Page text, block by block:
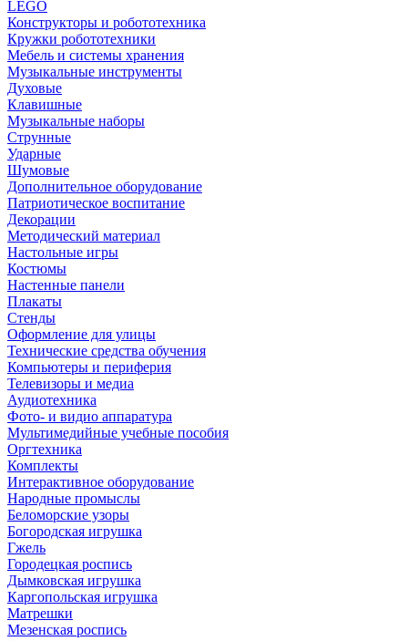
LEGO
Конструкторы и робототехника
Кружки робототехники
Мебель и системы хранения
Музыкальные инструменты
Духовые
Клавишные
Музыкальные наборы
Струнные
Ударные
Шумовые
Дополнительное оборудование
Патриотическое воспитание
Декорации
Методический материал
Настольные игры
Костюмы
Настенные панели
Плакаты
Стенды
Оформление для улицы
Технические средства обучения
Компьютеры и периферия
Телевизоры и медиа
Аудиотехника
Фото- и видио аппаратура
Мультимедийные учебные пособия
Оргтехника
Комплекты
Интерактивное оборудование
Народные промыслы
Беломорские узоры
Богородская игрушка
Гжель
Городецкая роспись
Дымковская игрушка
Каргопольская игрушка
Матрешки
Мезенская роспись